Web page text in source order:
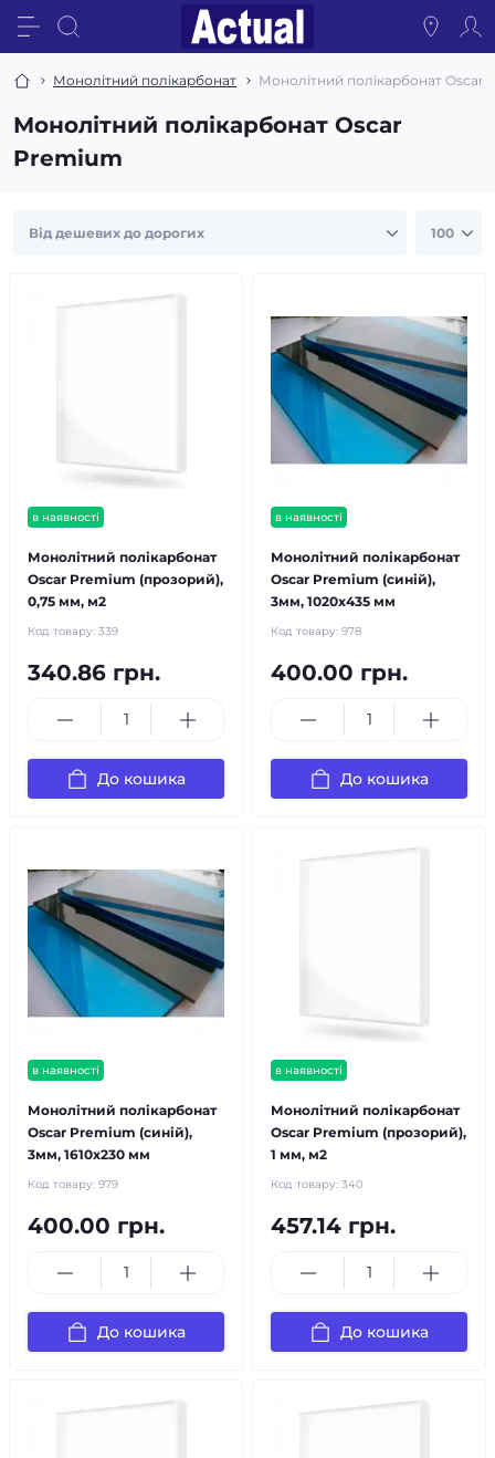
Монолітний полікарбонат Монолітний полікарбонат Oscar
Монолітний полікарбонат Oscar
Premium
в наявності
Монолітний полікарбонат
Oscar Premium (прозорий),
0,75 мм, м2
Код товару: 339
340.86 грн.
До кошика
в наявності
Монолітний полікарбонат
Oscar Premium (синій),
3мм, 1020х435 мм
Код товару: 978
400.00 грн.
До кошика
в наявності
Монолітний полікарбонат
Oscar Premium (синій),
3мм, 1610х230 мм
Код товару: 979
400.00 грн.
До кошика
в наявності
Монолітний полікарбонат
Oscar Premium (прозорий),
1 мм, м2
Код товару: 340
457.14 грн.
До кошика